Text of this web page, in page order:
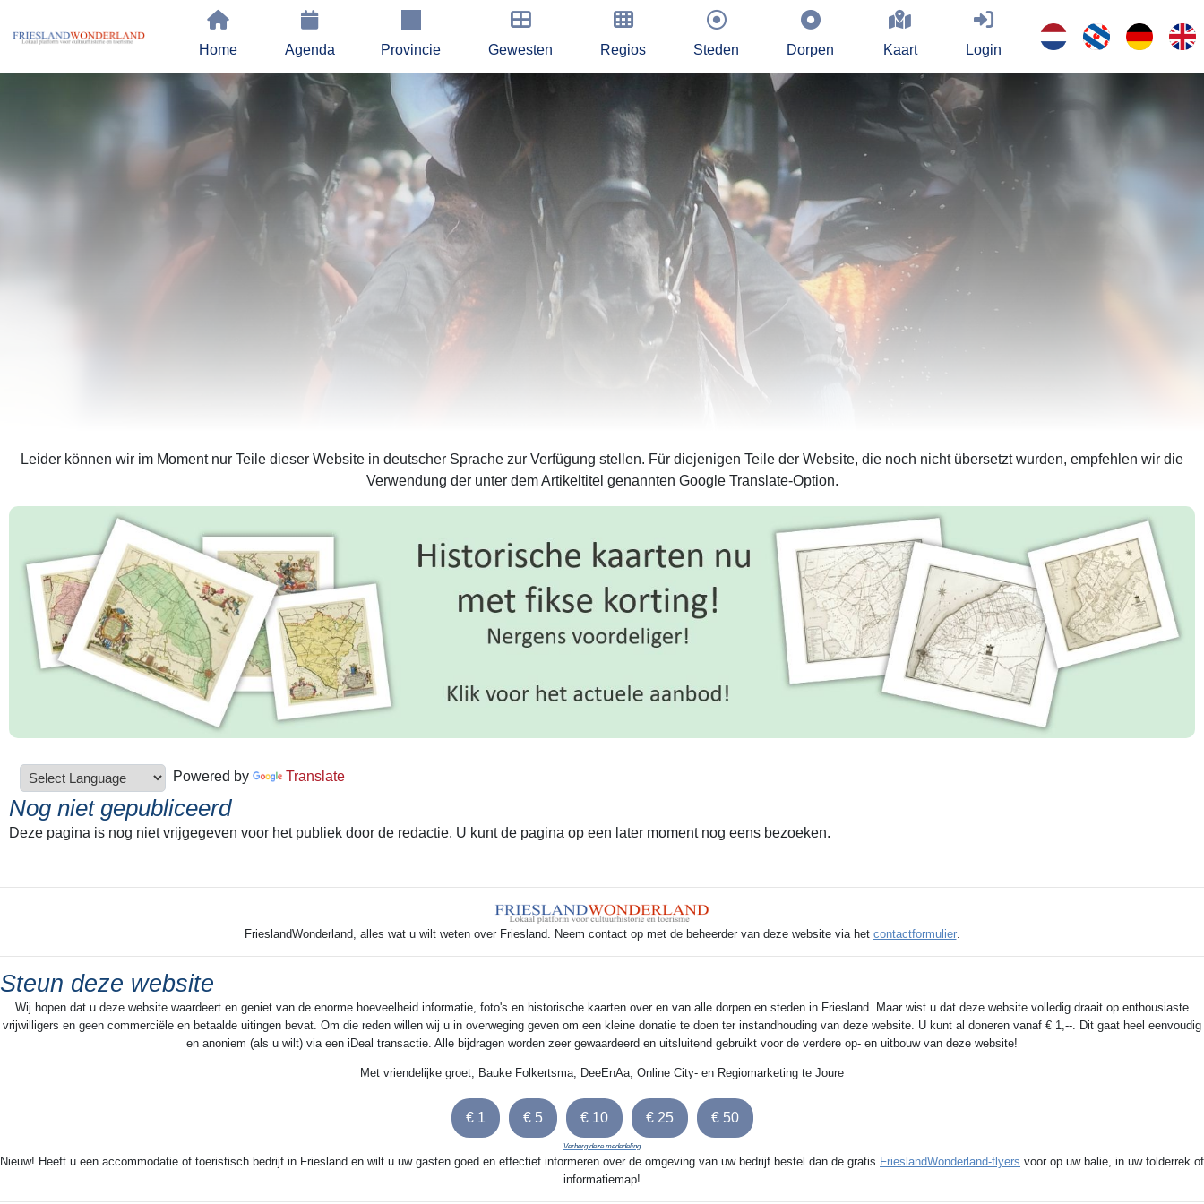
Home Agenda Provincie Gewesten Regios Steden Dorpen Kaart Login
Leider können wir im Moment nur Teile dieser Website in deutscher Sprache zur Verfügung stellen. Für diejenigen Teile der Website, die noch nicht übersetzt wurden, empfehlen wir die
Verwendung der unter dem Artikeltitel genannten Google Translate-Option.
Powered by Translate
Nog niet gepubliceerd
Deze pagina is nog niet vrijgegeven voor het publiek door de redactie. U kunt de pagina op een later moment nog eens bezoeken.
FrieslandWonderland, alles wat u wilt weten over Friesland. Neem contact op met de beheerder van deze website via het contactformulier.
Steun deze website
Wij hopen dat u deze website waardeert en geniet van de enorme hoeveelheid informatie, foto's en historische kaarten over en van alle dorpen en steden in Friesland. Maar wist u dat deze website volledig draait op enthousiaste
vrijwilligers en geen commerciële en betaalde uitingen bevat. Om die reden willen wij u in overweging geven om een kleine donatie te doen ter instandhouding van deze website. U kunt al doneren vanaf € 1,--. Dit gaat heel eenvoudig
en anoniem (als u wilt) via een iDeal transactie. Alle bijdragen worden zeer gewaardeerd en uitsluitend gebruikt voor de verdere op- en uitbouw van deze website!
Met vriendelijke groet, Bauke Folkertsma, DeeEnAa, Online City- en Regiomarketing te Joure
Verberg deze mededeling
Nieuw! Heeft u een accommodatie of toeristisch bedrijf in Friesland en wilt u uw gasten goed en effectief informeren over de omgeving van uw bedrijf bestel dan de gratis FrieslandWonderland-flyers voor op uw balie, in uw folderrek of
informatiemap!